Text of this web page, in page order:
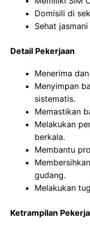
Domisili di
Sehat
Detail Pekerjaan
Menerima
Menyimpan
sistematis.
Memastikan
Melakukan
berkala.
Membantu
gudang.
Melakukan
Ketrampilan Pekerja